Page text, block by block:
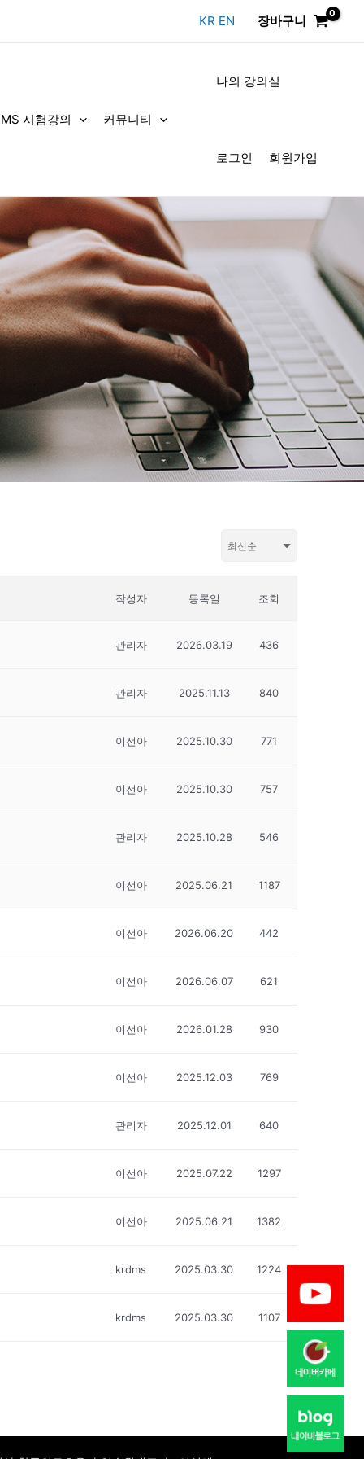
KR EN 장바구니
시험강의 커뮤니티
나의 강의실
로그인 회원가입
작성자 등록일 조회
관리자 2026.03.19 436
관리자 2025.11.13 840
이선아 2025.10.30 771
이선아 2025.10.30 757
관리자 2025.10.28 546
이선아 2025.06.21 1187
이선아 2026.06.20 442
이선아 2026.06.07 621
이선아 2026.01.28 930
이선아 2025.12.03 769
관리자 2025.12.01 640
이선아 2025.07.22 1297
이선아 2025.06.21 1382
krdms 2025.03.30 1224
krdms 2025.03.30 1107